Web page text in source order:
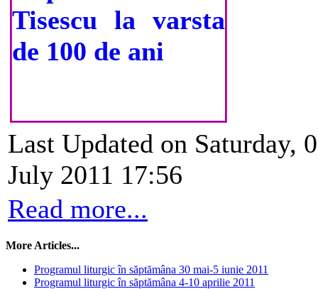
Last Updated on Saturday,
July 2011 17:56
Read more...
More Articles...
Programul liturgic în săptămâna 30 mai-5 iunie 2011
Programul liturgic în săptămâna 4-10 aprilie 2011